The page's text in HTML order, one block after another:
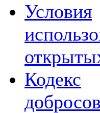
Условия
Кодекс